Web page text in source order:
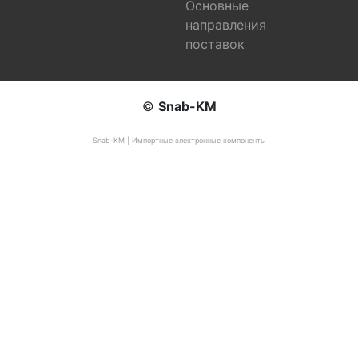
Основные
направления
поставок
© Snab-KM
Snab-KM | Импортные электронные компоненты